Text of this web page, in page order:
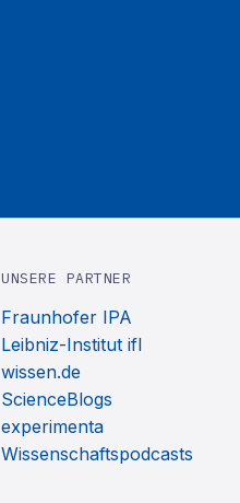
UNSERE PARTNER
Fraunhofer IPA
Leibniz-Institut ifl
wissen.de
ScienceBlogs
experimenta
Wissenschaftspodcasts